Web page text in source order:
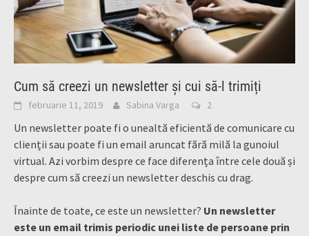
Cum să creezi un newsletter și cui să-l trimiți
februarie 11, 2019 Sabina Varga 2
Un newsletter poate fi o unealtă eficientă de comunicare cu
clienții sau poate fi un email aruncat fără milă la gunoiul
virtual. Azi vorbim despre ce face diferența între cele două și
despre cum să creezi un newsletter deschis cu drag.
Înainte de toate, ce este un newsletter? Un newsletter
este un email trimis periodic unei liste de persoane prin